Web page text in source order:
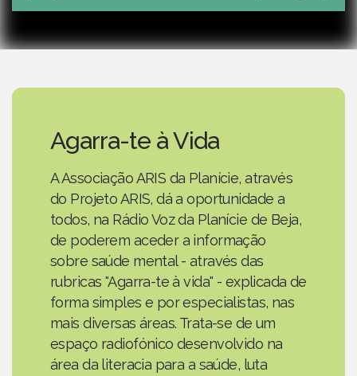
Play Mute
Agarra-te à Vida
A Associação ARIS da Planície, através
do Projeto ARIS, dá a oportunidade a
todos, na Rádio Voz da Planície de Beja,
de poderem aceder a informação
sobre saúde mental - através das
rubricas "Agarra-te à vida" - explicada de
forma simples e por especialistas, nas
mais diversas áreas. Trata-se de um
espaço radiofónico desenvolvido na
área da literacia para a saúde, luta